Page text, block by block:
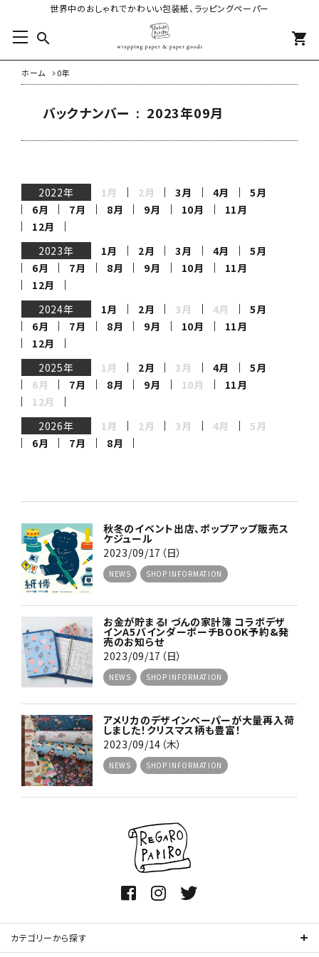
世界中のおしゃれでかわいい包装紙、ラッピングペーパー
search shopping_cart
ホーム 0年
バックナンバー : 2023年09月
2022年 1月 2月 3月 4月
5月
6月
7月 8月 9月 10月
11月
12月
2023年
1月 2月 3月 4月
5月
6月
7月 8月 9月 10月
11月
12月
2024年
1月 2月 3月 4月
5月
6月
7月 8月 9月 10月
11月
12月
2025年
1月 2月 3月 4月
5月
6月
7月 8月 9月 10月
11月
12月
2026年
1月 2月 3月 4月
5月
6月
7月 8月
秋冬のイベント出店、ポップアップ販売ス
ケジュール
2023/09/17（日）
NEWS SHOP INFORMATION
お金が貯まる! づんの家計簿 コラボデザ
インA5バインダーポーチBOOK予約&発
売のお知らせ
2023/09/17（日）
NEWS SHOP INFORMATION
アメリカのデザインペーパーが大量再入荷
しました！クリスマス柄も豊富！
2023/09/14（木）
NEWS SHOP INFORMATION
カテゴリーから探す